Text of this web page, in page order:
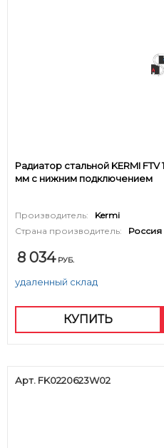
Радиатор стальной KERMI
мм с нижним подключением
Производитель:
Kermi
Страна производитель:
Россия
8 034 РУБ.
удаленный склад
КУПИТЬ
Арт. FK0220623W02